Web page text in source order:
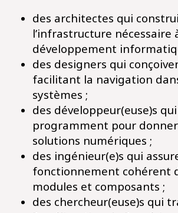
des architectes qui
l’infrastructure nécessaire
développement
des designers qui
facilitant la navigation
systèmes ;​
des développeur(euse)s qui
programment pour
solutions numériques ;​
des ingénieur(e)s qui
fonctionnement cohérent
modules et composants ;​
des chercheur(euse)s qui